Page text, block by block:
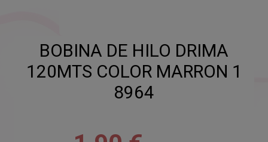
BOBINA DE HILO DRIMA
120MTS COLOR MARRON 1
8964